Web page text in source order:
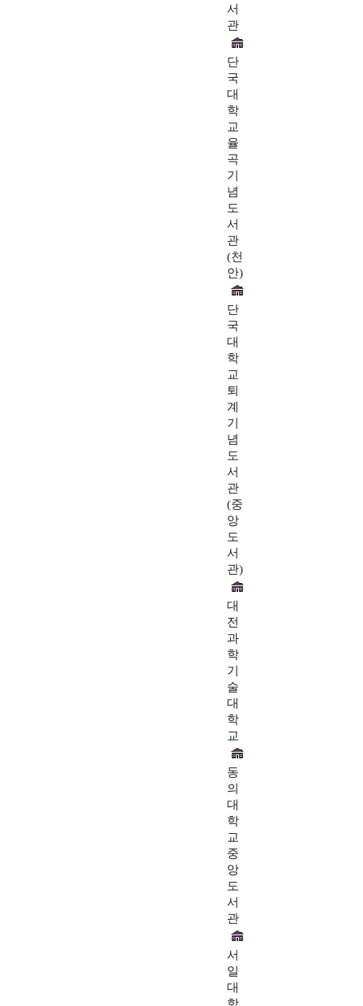
서
관
단
국
대
학
교
율
곡
기
념
도
서
관
(천
안)
단
국
대
학
교
퇴
계
기
념
도
서
관
(중
앙
도
서
관)
대
전
과
학
기
술
대
학
교
동
의
대
학
교
중
앙
도
서
관
서
일
대
학